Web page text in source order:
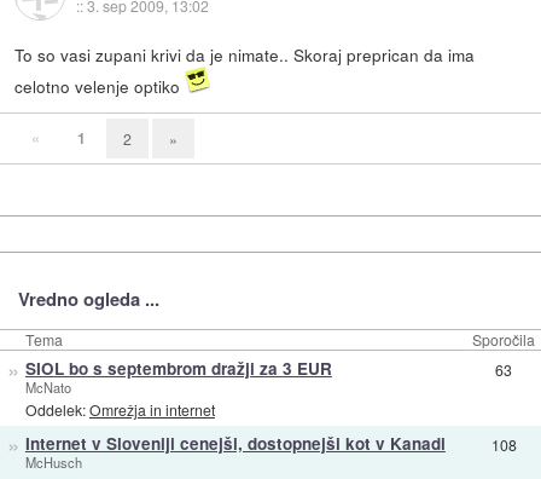
::3. sep 2009, 13:02
To so vasi zupani krivi da je nimate.. Skoraj preprican da ima
celotno velenje optiko
« 1 2 »
Vredno ogleda ...
Tema Sporočila
» SIOL bo s septembrom dražji za 3 EUR
McNato
Oddelek:Omrežja in internet
63
» Internet v Sloveniji cenejši, dostopnejši kot v Kanadi
McHusch
108